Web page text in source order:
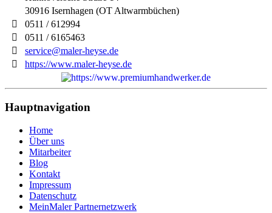
30916 Isernhagen (OT Altwarmbüchen)
0511 / 612994
0511 / 6165463
service@maler-heyse.de
https://www.maler-heyse.de
Hauptnavigation
Home
Über uns
Mitarbeiter
Blog
Kontakt
Impressum
Datenschutz
MeinMaler Partnernetzwerk